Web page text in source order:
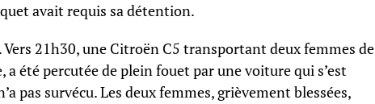
avait requis sa détention.
21h30, une Citroën C5 transportant deux femmes de
été percutée de plein fouet par une voiture qui s’est
pas survécu. Les deux femmes, grièvement blessées,